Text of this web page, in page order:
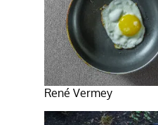
René Vermey